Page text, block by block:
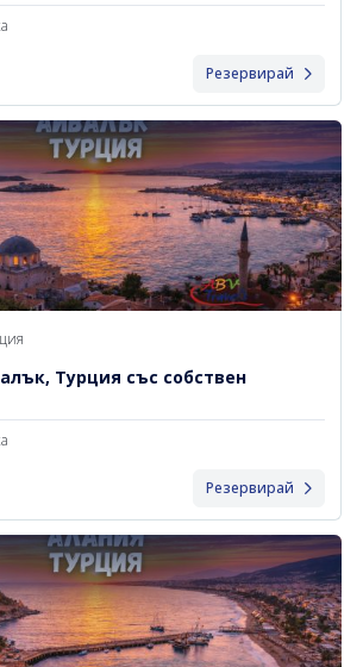
Резервирай
Турция със собствен
Резервирай